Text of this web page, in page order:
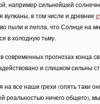
например сильнейшей
вулканы, в том числе и древние
пыли и пепла, что Солнце на
в холодную тьму.
современных прогнозах конца
и слишком сильны
на все наши грехи (опять таки
реальностью ничего общего),